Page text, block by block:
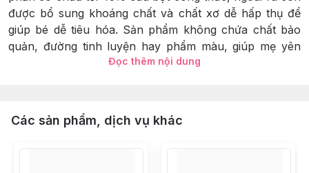
được bổ sung khoáng chất và chất xơ dễ hấp thụ để
giúp bé dễ tiêu hóa. Sản phẩm không chứa chất bảo
quản, đường tinh luyện hay phẩm màu, giúp mẹ yên
tâm cho bé sử dụng trong giai đoạn làm quen với thức
phát triển toàn diện của trẻ sơ sinh và trẻ nhỏ.
Đọc thêm nội dung
Các sản phẩm, dịch vụ khác